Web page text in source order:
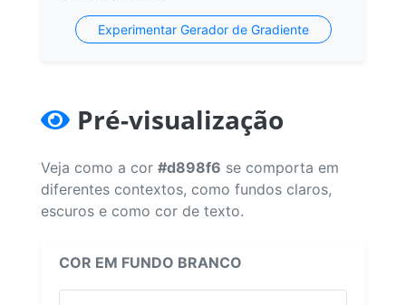
Experimentar Gerador de Gradiente
Pré-visualização
Veja como a cor #d898f6 se comporta em
diferentes contextos, como fundos claros,
escuros e como cor de texto.
COR EM FUNDO BRANCO